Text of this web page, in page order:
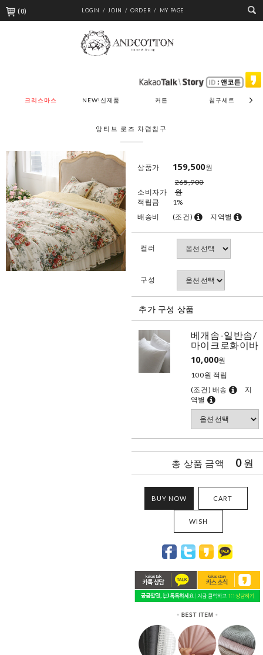
(0) LOGIN / JOIN / ORDER / MY PAGE
크리스마스 NEW!신제품 커튼 침구세트
앙티브 로즈 차렵침구
상품가 159,500원
소비자가
265,900
원
적립금
1%
배송비
(조건) 지역별
컬러
구성
추가 구성 상품
베개솜-일반솜/
마이크로화이바
10,000원
100원 적립
(조건) 배송
지
역별
총 상품 금액 0 원
BUY NOW CART
WISH